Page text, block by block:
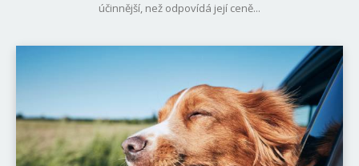
účinnější, než odpovídá její ceně...